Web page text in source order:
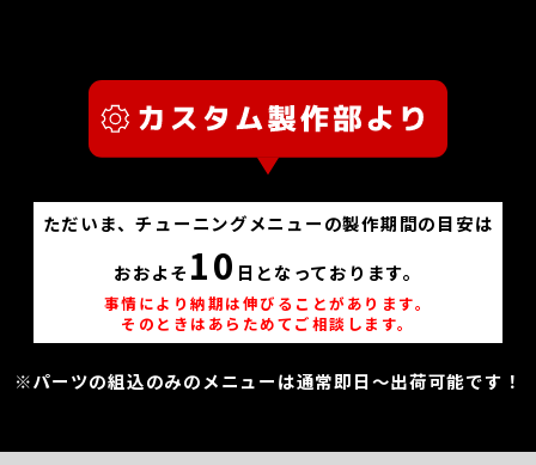
ただいま、チューニングメニューの製作期間の目安は
おおよそ 10 日となっております。
事情により納期は伸びることがあります。
そのときはあらためてご相談します。
※パーツの組込のみのメニューは通常即日～出荷可能です！